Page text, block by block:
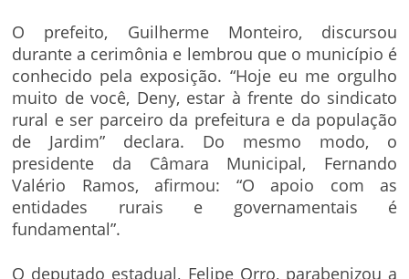
O prefeito, Guilherme Monteiro, discursou
durante a cerimônia e lembrou que o município é
conhecido pela exposição. “Hoje eu me orgulho
muito de você, Deny, estar à frente do sindicato
rural e ser parceiro da prefeitura e da população
de Jardim” declara. Do mesmo modo, o
presidente da Câmara Municipal, Fernando
Valério Ramos, afirmou: “O apoio com as
entidades rurais e governamentais é
fundamental”.
O deputado estadual, Felipe Orro, parabenizou a